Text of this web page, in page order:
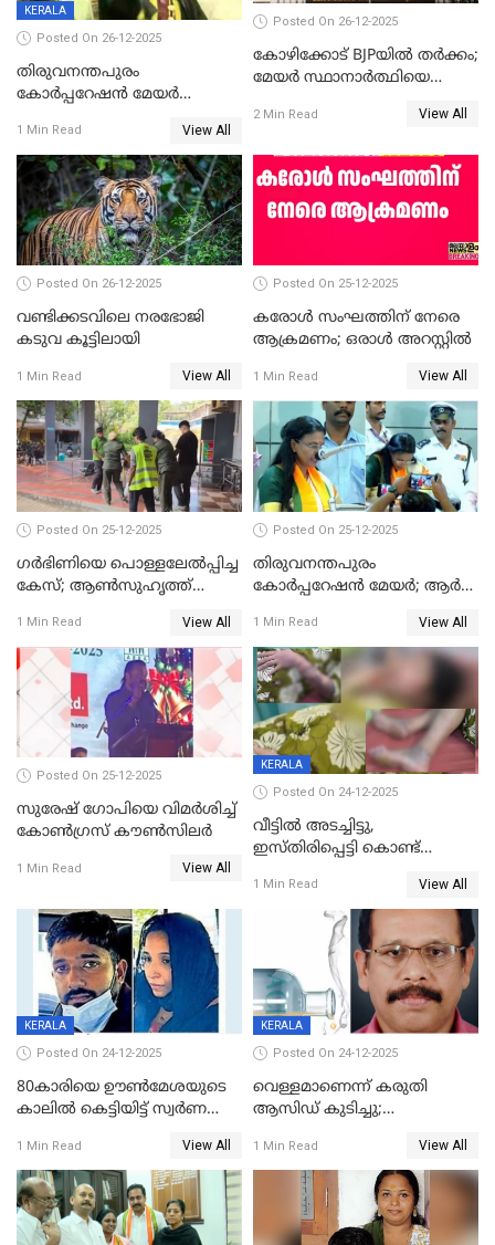
KERALA
Posted On 26-12-2025
തിരുവനന്തപുരം
കോര്‍പ്പറേഷന്‍ മേയര്‍
ഹൈക്കോടതിയിലേക്ക്;
സത്യപ്രതിജ്ഞ ചടങ്ങില്‍
ചട്ടലംഘനമെന്ന് പാർട്ടി
1 Min Read View All
Posted On 26-12-2025
കോഴിക്കോട് BJPയിൽ തർക്കം;
മേയർ സ്ഥാനാർത്ഥിയെ
2 Min Read View All
Posted On 26-12-2025
വണ്ടിക്കടവിലെ നരഭോജി
കടുവ കൂട്ടിലായി
1 Min Read View All
Posted On 25-12-2025
കരോള്‍ സംഘത്തിന് നേരെ
ആക്രമണം; ഒരാള്‍ അറസ്റ്റില്‍
1 Min Read View All
Posted On 25-12-2025
ഗര്‍ഭിണിയെ പൊള്ളലേല്‍പ്പിച്ച
കേസ്; ആണ്‍സുഹൃത്ത്
1 Min Read View All
Posted On 25-12-2025
തിരുവനന്തപുരം
കോര്‍പ്പറേഷന്‍ മേയർ; ആര്‍
1 Min Read View All
Posted On 25-12-2025
സുരേഷ് ഗോപിയെ വിമര്‍ശിച്ച്
കോണ്‍ഗ്രസ് കൗണ്‍സിലര്‍
1 Min Read View All
KERALA
Posted On 24-12-2025
വീട്ടിൽ അടച്ചിട്ടു,
ഇസ്തിരിപ്പെട്ടി കൊണ്ട്
ഗർഭിണിയായ യുവതിക്ക് ക്രൂര
1 Min Read View All
KERALA
Posted On 24-12-2025
80കാരിയെ ഊൺമേശയുടെ
കാലിൽ കെട്ടിയിട്ട് സ്വർണവും
കൊച്ചുമകനും സുഹൃത്തും
അറസ്റ്റിൽ
1 Min Read View All
KERALA
Posted On 24-12-2025
വെള്ളമാണെന്ന് കരുതി
ആസിഡ് കുടിച്ചു;
മരിച്ചു
1 Min Read View All